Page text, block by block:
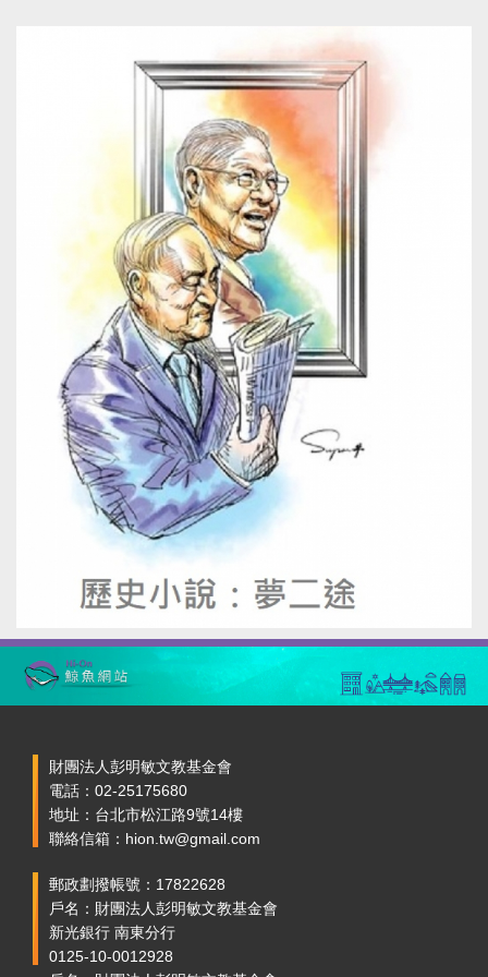
財團法人彭明敏文教基金會
電話：02-25175680
地址：台北市松江路9號14樓
聯絡信箱：hion.tw@gmail.com
郵政劃撥帳號：17822628
戶名：財團法人彭明敏文教基金會
新光銀行 南東分行
0125-10-0012928